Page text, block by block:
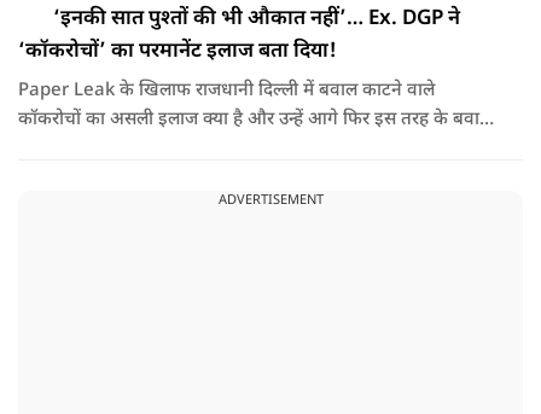
‘इनकी सात पुश्तों की भी औकात नहीं’… Ex. DGP ने
‘कॉकरोचों’ का परमानेंट इलाज बता दिया!
Paper Leak के खिलाफ राजधानी दिल्ली में बवाल काटने वाले
कॉकरोचों का असली इलाज क्या है और उन्हें आगे फिर इस तरह के बवाल
ADVERTISEMENT